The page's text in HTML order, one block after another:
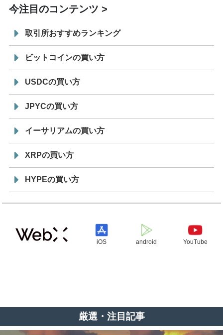
今注目のコンテンツ
取引所おすすめランキング
ビットコインの買い方
USDCの買い方
JPYCの買い方
イーサリアムの買い方
XRPの買い方
HYPEの買い方
iOS android YouTube
厳選・注目記事